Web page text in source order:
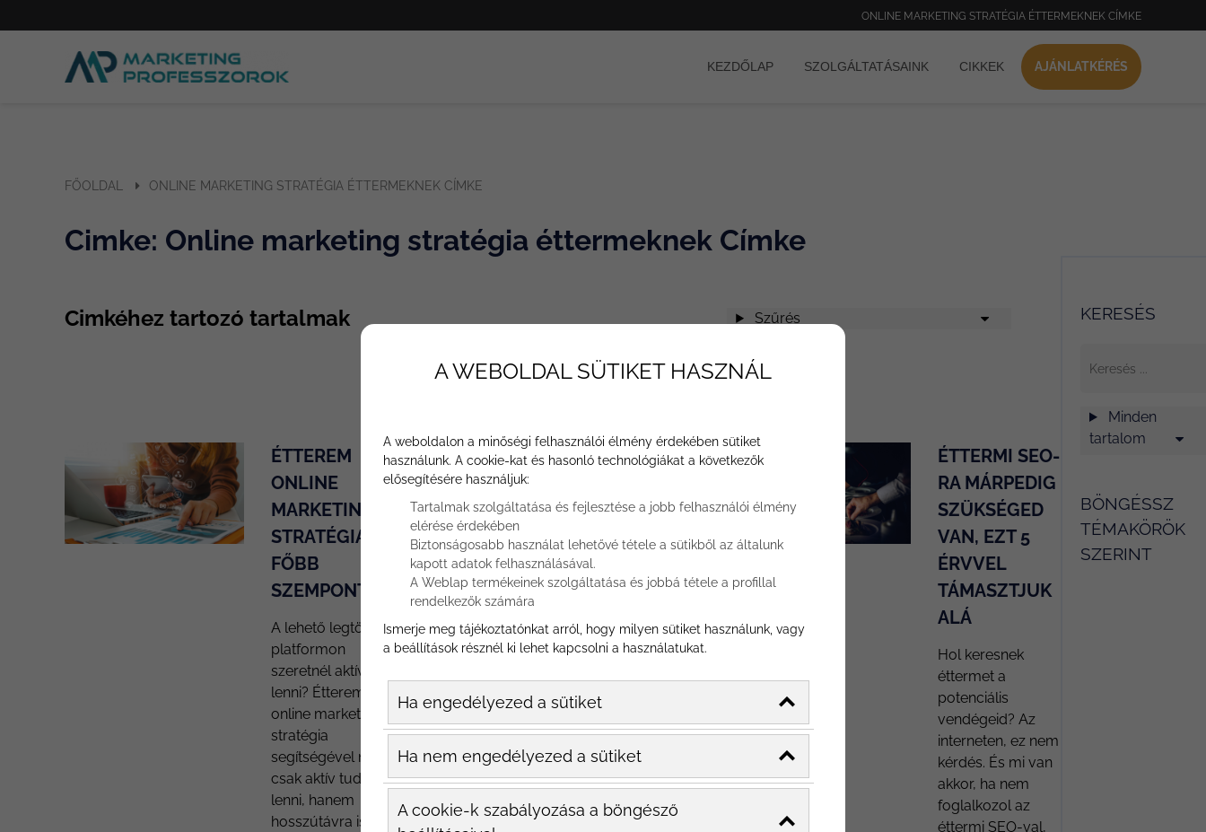
ONLINE MARKETING STRATÉGIA ÉTTERMEKNEK CÍMKE
KEZDŐLAP SZOLGÁLTATÁSAINK CIKKEK AJÁNLATKÉRÉS
FŐOLDAL ONLINE MARKETING STRATÉGIA ÉTTERMEKNEK CÍMKE
Cimke: Online marketing stratégia éttermeknek Címke
Cimkéhez tartozó tartalmak Szűrés
ÉTTEREM
ONLINE
MARKETING
STRATÉGIA -
FŐBB
SZEMPONTJOK
A lehető legtöbb
platformon
szeretnél aktív
lenni? Étterem
online marketing
stratégia
segítségével nem
csak aktív tudsz
lenni, hanem
hosszútávra is tu...
AZ
TITKA, HOGY
NEKED IS
ILLŐ KÉPEID
LEGYENEK!
Valljuk be te is
felmész az adott
honlapjára, mielőtt
letennéd voksodat
mellette. Ezért is
olyan fontos, hogy
weboldaladon
ÉTTERMI SEO-
RA MÁRPEDIG
SZÜKSÉGED
VAN, EZT 5
ÉRVVEL
TÁMASZTJUK
ALÁ
Hol keresnek
éttermet a
potenciális
vendégeid? Az
interneten, ez nem
kérdés. És mi van
akkor, ha nem
foglalkozol az
éttermi SEO-val,
KERESÉS
Minden
tartalom
BÖNGÉSSZ
TÉMAKÖRÖK
SZERINT
A WEBOLDAL SÜTIKET HASZNÁL
A weboldalon a minőségi felhasználói élmény érdekében sütiket
használunk. A cookie-kat és hasonló technológiákat a következők
elősegítésére használjuk:
Tartalmak szolgáltatása és fejlesztése a jobb felhasználói élmény
elérése érdekében
Biztonságosabb használat lehetővé tétele a sütikből az általunk
kapott adatok felhasználásával.
A Weblap termékeinek szolgáltatása és jobbá tétele a profillal
rendelkezők számára
Ismerje meg tájékoztatónkat arról, hogy milyen sütiket használunk, vagy
a beállítások résznél ki lehet kapcsolni a használatukat.
Ha engedélyezed a sütiket
Ha nem engedélyezed a sütiket
A cookie-k szabályozása a böngésző